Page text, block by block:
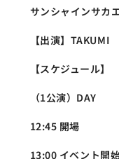
サンシャインサカ
【出演】TAKUMI
【スケジュール】
（1公演）DAY
12:45 開場
13:00 イベント開